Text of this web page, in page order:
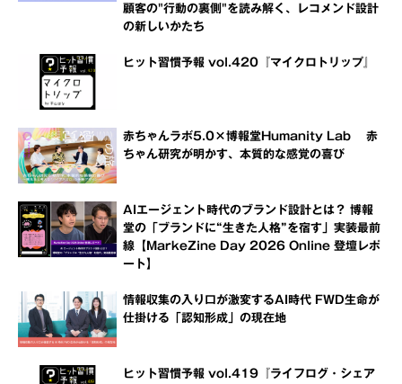
顧客の"行動の裏側"を読み解く、レコメンド設計
の新しいかたち
ヒット習慣予報 vol.420『マイクロトリップ』
赤ちゃんラボ5.0×博報堂Humanity Lab 赤
ちゃん研究が明かす、本質的な感覚の喜び
AIエージェント時代のブランド設計とは？ 博報
堂の「ブランドに“生きた人格”を宿す」実装最前
線【MarkeZine Day 2026 Online 登壇レポ
ート】
情報収集の入り口が激変するAI時代 FWD生命が
仕掛ける「認知形成」の現在地
ヒット習慣予報 vol.419『ライフログ・シェア